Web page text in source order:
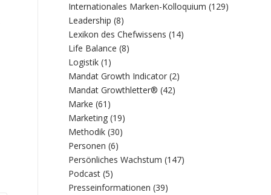
Internationales Marken-Kolloquium (129)
Leadership (8)
Lexikon des Chefwissens (14)
Life Balance (8)
Logistik (1)
Mandat Growth Indicator (2)
Mandat Growthletter® (42)
Marke (61)
Marketing (19)
Methodik (30)
Personen (6)
Persönliches Wachstum (147)
Podcast (5)
Presseinformationen (39)